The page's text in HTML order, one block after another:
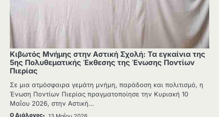
Κιβωτός Μνήμης στην Αστική Σχολή: Τα εγκαίνια της
5ης Πολυθεματικής Έκθεσης της Ένωσης Ποντίων
Πιερίας
Σε μια ατμόσφαιρα γεμάτη μνήμη, παράδοση και πολιτισμό, η
Ένωση Ποντίων Πιερίας πραγματοποίησε την Κυριακή 10
Μαΐου 2026, στην Αστική…
Ο Διάλογος